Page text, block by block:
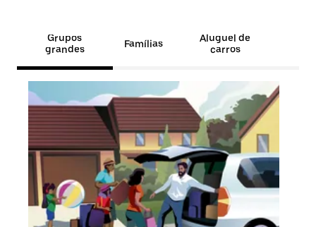
Grupos
grandes
Famílias
Aluguel de
carros